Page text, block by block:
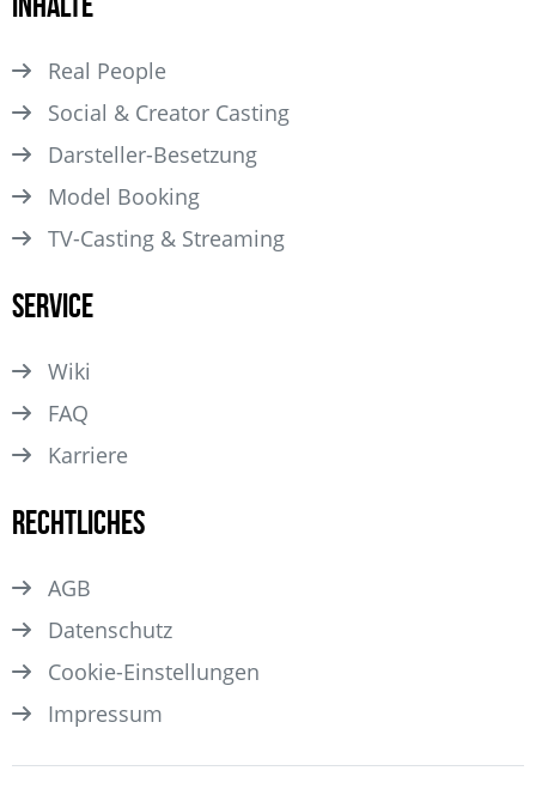
Real People
Social & Creator Casting
Darsteller­-Besetzung
Model Booking
TV-Casting & Streaming
Service
Wiki
FAQ
Karriere
Rechtliches
AGB
Datenschutz
Cookie-Einstellungen
Impressum